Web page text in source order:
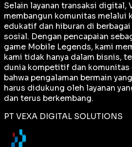
Selain layanan transaksi digital,
membangun komunitas melalui
edukatif dan hiburan di
sosial. Dengan pencapaian
game Mobile Legends, kami
kami tidak hanya dalam bisnis,
dunia kompetitif dan komunitas
bahwa pengalaman bermain
harus didukung oleh layanan
dan terus berkembang.
PT VEXA DIGITAL SOLUTIONS